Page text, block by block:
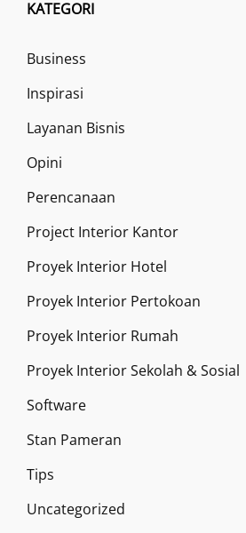
KATEGORI
Business
Inspirasi
Layanan Bisnis
Opini
Perencanaan
Project Interior Kantor
Proyek Interior Hotel
Proyek Interior Pertokoan
Proyek Interior Rumah
Proyek Interior Sekolah & Sosial
Software
Stan Pameran
Tips
Uncategorized